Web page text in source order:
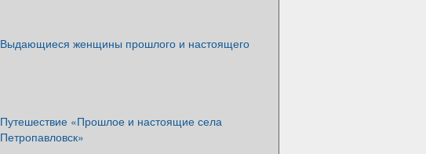
Выдающиеся женщины прошлого и настоящего
Путешествие «Прошлое и настоящие села
Петропавловск»